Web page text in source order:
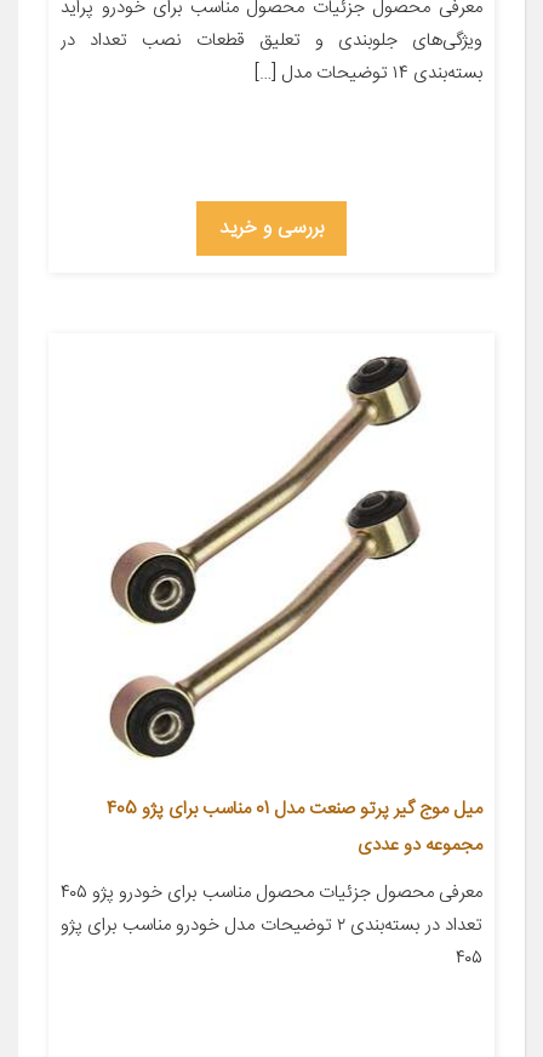
معرفی محصول جزئیات محصول مناسب برای خودرو پراید
ویژگی‌های جلوبندی و تعلیق قطعات نصب تعداد در
بسته‌بندی ۱۴ توضیحات مدل […]
بررسی و خرید
میل موج گیر پرتو صنعت مدل 01 مناسب برای پژو 405
مجموعه دو عددی
معرفی محصول جزئیات محصول مناسب برای خودرو پژو ۴۰۵
تعداد در بسته‌بندی ۲ توضیحات مدل خودرو مناسب برای پژو
۴۰۵